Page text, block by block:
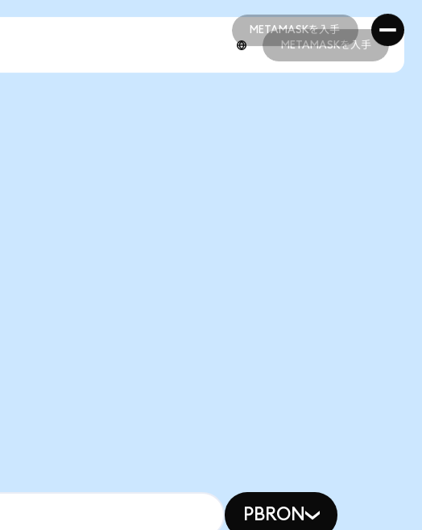
METAMASKを入手
METAMASKを入手
METAMASKを入手
PBRON